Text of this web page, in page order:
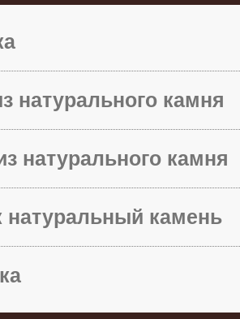
натурального камня
натурального камня
натуральный камень